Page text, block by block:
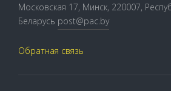
Московская 17, Минск, 220007,
Беларусь post@pac.by
Обратная связь